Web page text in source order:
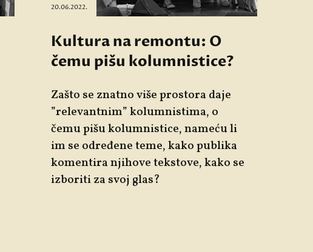
20.06.2022.
Kultura na remontu: O
čemu pišu kolumnistice?
Zašto se znatno više prostora daje
”relevantnim” kolumnistima, o
čemu pišu kolumnistice, nameću li
im se određene teme, kako publika
komentira njihove tekstove, kako se
izboriti za svoj glas?